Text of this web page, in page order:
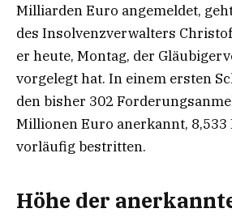
Milliarden Euro angemeldet,
des Insolvenzverwalters
er heute, Montag, der
vorgelegt hat. In einem ersten
den bisher 302
Millionen Euro anerkannt,
vorläufig bestritten.
Höhe der